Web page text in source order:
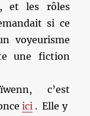
et les rôles
si ce
voyeurisme
une fiction
c’est
ici . Elle y